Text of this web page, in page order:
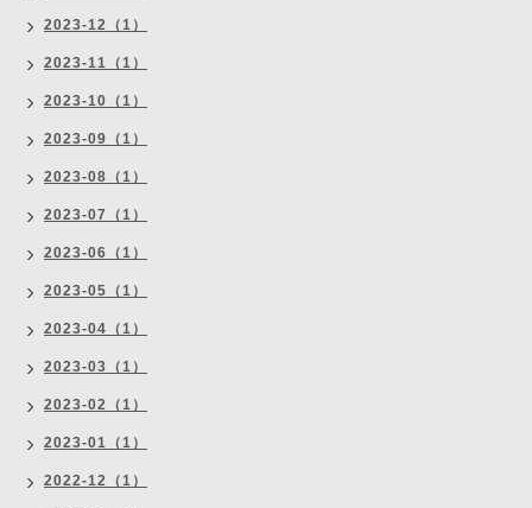
2023-12（1）
2023-11（1）
2023-10（1）
2023-09（1）
2023-08（1）
2023-07（1）
2023-06（1）
2023-05（1）
2023-04（1）
2023-03（1）
2023-02（1）
2023-01（1）
2022-12（1）